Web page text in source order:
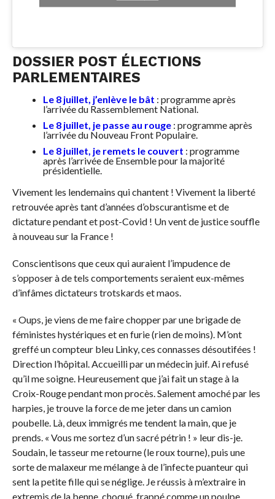
DOSSIER POST ÉLECTIONS
PARLEMENTAIRES
Le 8 juillet, j’enlève le bât : programme après
l’arrivée du Rassemblement National.
Le 8 juillet, je passe au rouge : programme après
l’arrivée du Nouveau Front Populaire.
Le 8 juillet, je remets le couvert : programme
après l’arrivée de Ensemble pour la majorité
présidentielle.
Vivement les lendemains qui chantent ! Vivement la liberté
retrouvée après tant d’années d’obscurantisme et de
dictature pendant et post-Covid ! Un vent de justice souffle
à nouveau sur la France !
Conscientisons que ceux qui auraient l’impudence de
s’opposer à de tels comportements seraient eux-mêmes
d’infâmes dictateurs trotskards et maos.
« Oups, je viens de me faire chopper par une brigade de
féministes hystériques et en furie (rien de moins). M’ont
greffé un compteur bleu Linky, ces connasses désoutifées !
Direction l’hôpital. Accueilli par un médecin juif. Ai refusé
qu’il me soigne. Heureusement que j’ai fait un stage à la
Croix-Rouge pendant mon procès. Salement amoché par les
harpies, je trouve la force de me jeter dans un camion
poubelle. Là, deux immigrés me tendent la main, que je
prends. « Vous me sortez d’un sacré pétrin ! » leur dis-je.
Soudain, le tasseur me retourne (le roux tourne), puis une
sorte de malaxeur me mélange à de l’infecte puanteur qui
sent la petite fille qui se néglige. Je réussis à m’extraire in
extremis de la benne, choqué, frappé comme un poulpe